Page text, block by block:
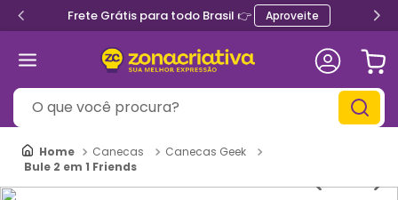
Frete Grátis para todo Brasil 👉 Aproveite
O que você procura?
Canecas
Canecas Geek
Bule 2 em 1 Friends